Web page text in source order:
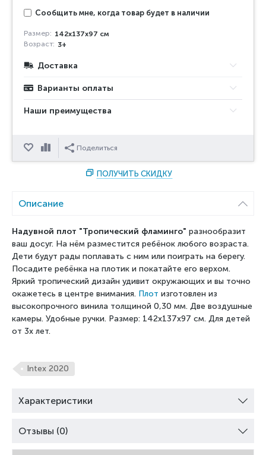
Сообщить мне, когда товар будет в наличии
Размер: 142x137x97 см
Возраст: 3+
Доставка
Варианты оплаты
Наши преимущества
ОтложитьСравнитьПоделиться
ПОЛУЧИТЬ СКИДКУ
Описание
Надувной плот "Тропический фламинго" разнообразит
ваш досуг. На нём разместится ребёнок любого возраста.
Дети будут рады поплавать с ним или поиграть на берегу.
Посадите ребёнка на плотик и покатайте его верхом.
Яркий тропический дизайн удивит окружающих и вы точно
окажетесь в центре внимания. Плот изготовлен из
высокопрочного винила толщиной 0,30 мм. Две воздушные
камеры. Удобные ручки. Размер: 142x137x97 см. Для детей
от 3х лет.
Intex 2020
Характеристики
Отзывы (0)